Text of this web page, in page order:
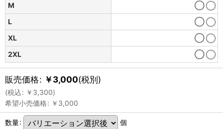
M
◯
L
◯
XL
◯
2XL
◯
販売価格: ￥3,000(税別)
(税込: ￥ 3,300)
希望小売価格: ￥ 3,000
数量: 個